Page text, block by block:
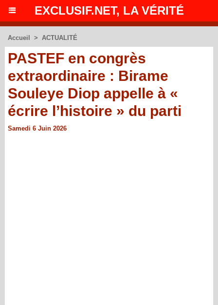
EXCLUSIF.NET, LA VÉRITÉ
Accueil > ACTUALITÉ
PASTEF en congrès
extraordinaire : Birame
Souleye Diop appelle à «
écrire l’histoire » du parti
Samedi 6 Juin 2026